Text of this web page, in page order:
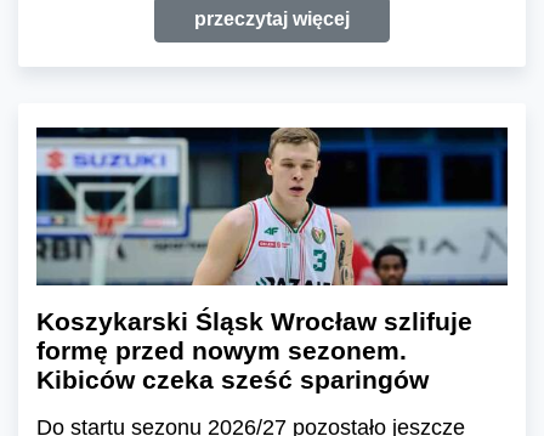
przeczytaj więcej
Koszykarski Śląsk Wrocław szlifuje
formę przed nowym sezonem.
Kibiców czeka sześć sparingów
Do startu sezonu 2026/27 pozostało jeszcze